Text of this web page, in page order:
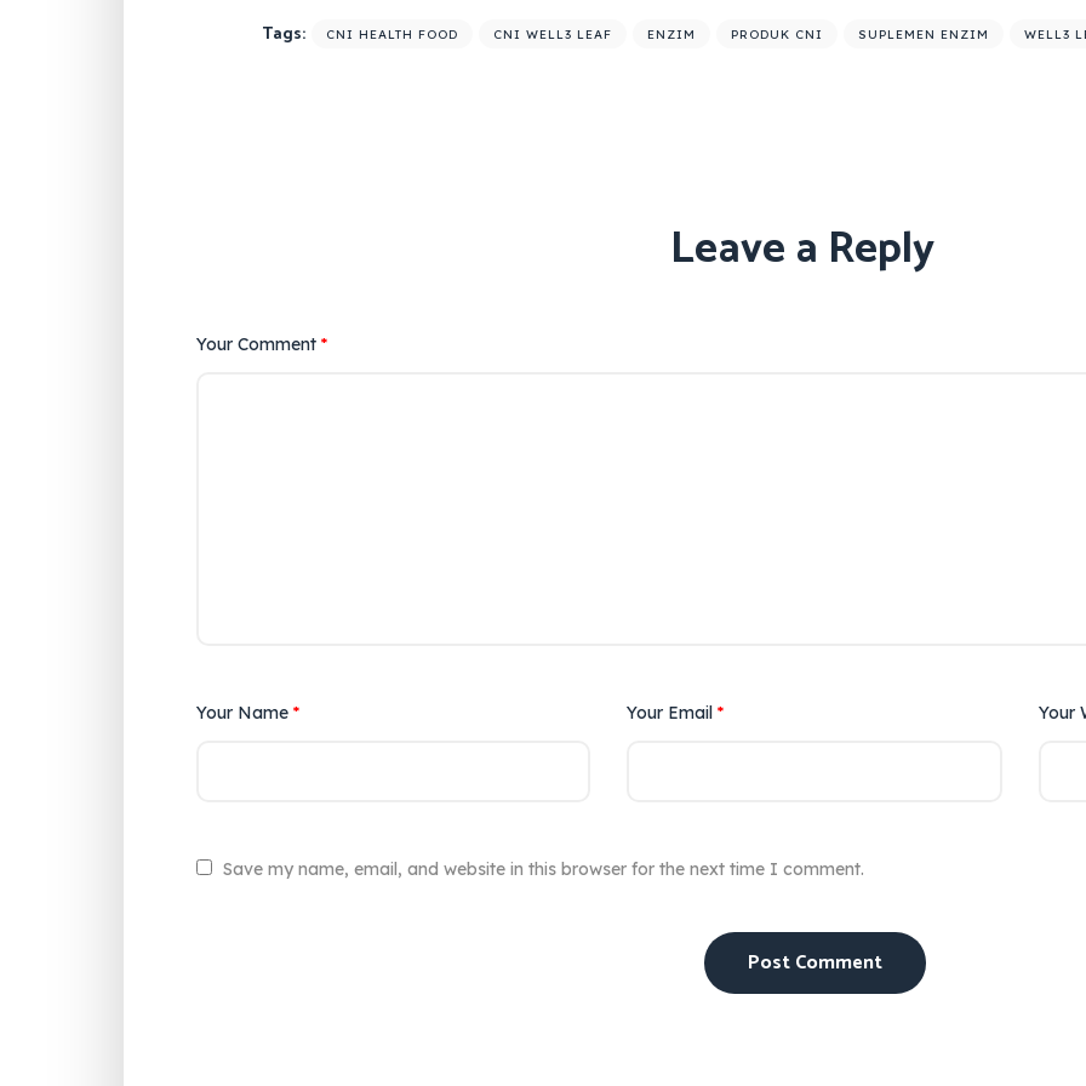
Tags: CNI HEALTH FOOD CNI WELL3 LEAF ENZIM PRODUK CNI SUPLEMEN ENZIM WELL3
Leave a Reply
Your Comment *
Your Name * Your Email * Your
Save my name, email, and website in this browser for the next time I comment.